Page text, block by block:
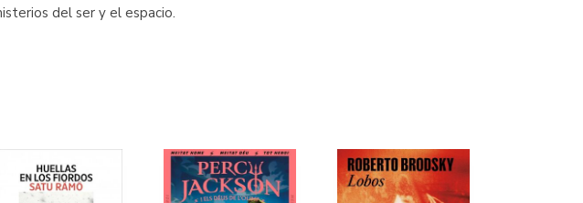
del ser y el espacio.